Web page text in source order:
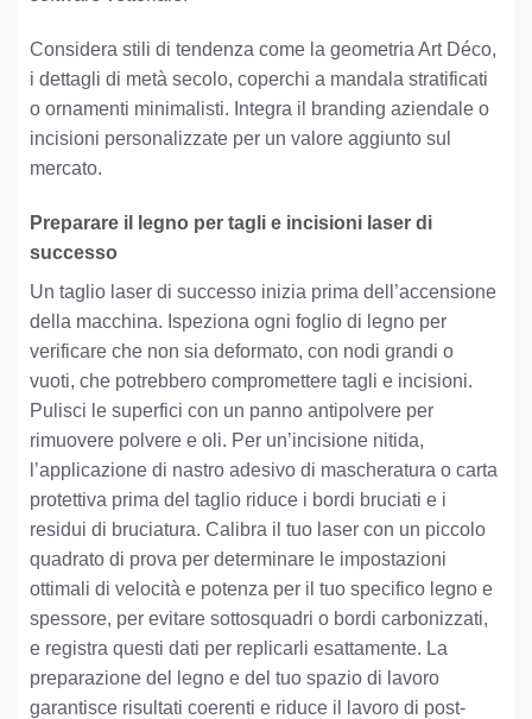
Considera stili di tendenza come la geometria Art Déco,
i dettagli di metà secolo, coperchi a mandala stratificati
o ornamenti minimalisti. Integra il branding aziendale o
incisioni personalizzate per un valore aggiunto sul
mercato.
Preparare il legno per tagli e incisioni laser di
successo
Un taglio laser di successo inizia prima dell’accensione
della macchina. Ispeziona ogni foglio di legno per
verificare che non sia deformato, con nodi grandi o
vuoti, che potrebbero compromettere tagli e incisioni.
Pulisci le superfici con un panno antipolvere per
rimuovere polvere e oli. Per un’incisione nitida,
l’applicazione di nastro adesivo di mascheratura o carta
protettiva prima del taglio riduce i bordi bruciati e i
residui di bruciatura. Calibra il tuo laser con un piccolo
quadrato di prova per determinare le impostazioni
ottimali di velocità e potenza per il tuo specifico legno e
spessore, per evitare sottosquadri o bordi carbonizzati,
e registra questi dati per replicarli esattamente. La
preparazione del legno e del tuo spazio di lavoro
garantisce risultati coerenti e riduce il lavoro di post-